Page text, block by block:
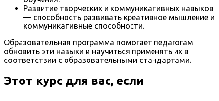
Развитие творческих и коммуникативных навыков
— способность развивать креативное мышление и
коммуникативные способности.
Образовательная программа помогает педагогам
обновить эти навыки и научиться применять их в
соответствии с образовательными стандартами.
Этот курс для вас, если